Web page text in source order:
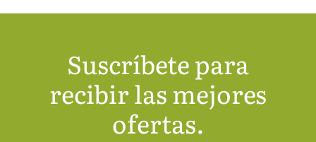
Suscríbete para
recibir las mejores
ofertas.